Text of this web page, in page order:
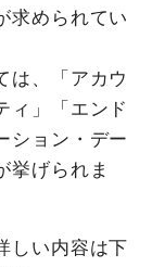
求められてい
は、「アカウ
ィ」「エンド
ション・デー
挙げられま
しい内容は下